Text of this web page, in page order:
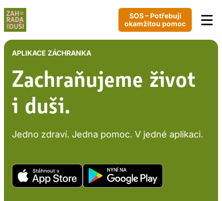
Přeskočit
na
obsah
SOS – Potřebuji
okamžitou pomoc
APLIKACE ZÁCHRANKA
Zachraňujeme život
i duši.
Jedno zdraví. Jedna pomoc. V jedné aplikaci.